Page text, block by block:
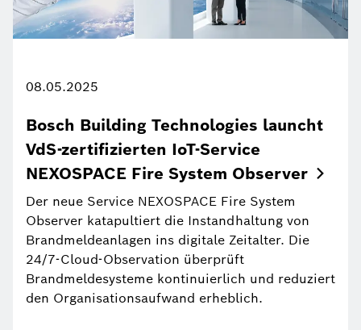
08.05.2025
Bosch Building Technologies launcht
VdS-zertifizierten IoT-Service
NEXOSPACE Fire System Observer
Der neue Service NEXOSPACE Fire System
Observer katapultiert die Instandhaltung von
Brandmeldeanlagen ins digitale Zeitalter. Die
24/7-Cloud-Observation überprüft
Brandmeldesysteme kontinuierlich und reduziert
den Organisationsaufwand erheblich.